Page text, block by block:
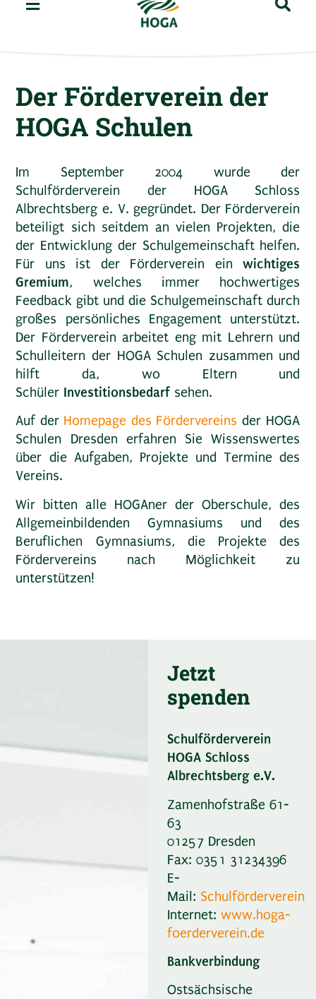
Der Förderverein der
HOGA Schulen
Im September 2004 wurde der
Schulförderverein der HOGA Schloss
Albrechtsberg e. V. gegründet. Der Förderverein
beteiligt sich seitdem an vielen Projekten, die
der Entwicklung der Schulgemeinschaft helfen.
Für uns ist der Förderverein einwichtiges
Gremium, welches immer hochwertiges
Feedback gibt und die Schulgemeinschaft durch
großes persönliches Engagement unterstützt.
Der Förderverein arbeitet eng mit Lehrern und
Schulleitern der HOGA Schulen zusammen und
hilft da, wo Eltern und
Schüler Investitionsbedarf sehen.
Auf der Homepage des Fördervereins der HOGA
Schulen Dresden erfahren Sie Wissenswertes
über die Aufgaben, Projekte und Termine des
Vereins.
Wir bitten alle HOGAner der Oberschule, des
Allgemeinbildenden Gymnasiums und des
Beruflichen Gymnasiums, die Projekte des
Fördervereins nach Möglichkeit zu
unterstützen!
Jetzt
spenden
Schulförderverein
HOGA Schloss
Albrechtsberg e.V.
Zamenhofstraße 61-
63
01257 Dresden
Fax: 0351 31234396
E-
Mail: Schulförderverein
Internet: www.hoga-
foerderverein.de
Bankverbindung
Ostsächsische